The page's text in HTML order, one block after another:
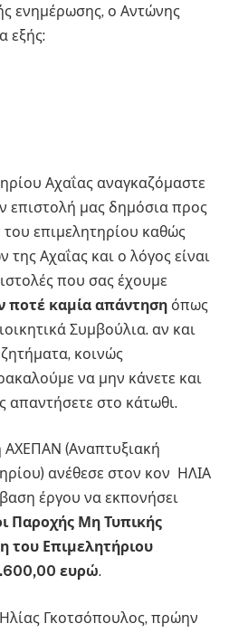
ενημέρωσης, ο Αντώνης
εξής:
Αχαΐας αναγκαζόμαστε
επιστολή μας δημόσια προς
επιμελητηρίου καθώς
της Αχαΐας και ο λόγος είναι
που σας έχουμε
ποτέ καμία απάντηση όπως
Συμβούλια. αν και
κοινώς
να μην κάνετε και
απαντήσετε στο κάτωθι.
(Αναπτυξιακή
ανέθεσε στον κον ΗΛΙΑ
έργου να εκπονήσει
Παροχής Μη Τυπικής
του Επιμελητήριου
ευρώ.
Γκοτσόπουλος, πρώην